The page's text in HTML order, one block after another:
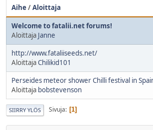
Aihe/Aloittaja
Welcome to fatalii.net forums!
Aloittaja Janne
http://www.fataliiseeds.net/
AloittajaChilikid101
Perseides meteor shower Chilli festival in
Aloittaja bobstevenson
SIIRRY YLÖS Sivuja 1